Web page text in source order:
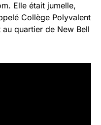
Elle était jumelle,
Collège Polyvalent
au quartier de New Bell